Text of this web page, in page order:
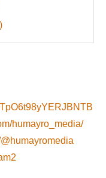
humayro_media/